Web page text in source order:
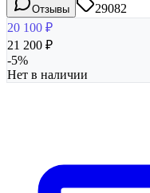
Отзывы
29082
20 100 ₽
21 200 ₽
-5%
Нет в наличии